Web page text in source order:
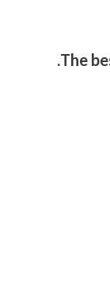
The